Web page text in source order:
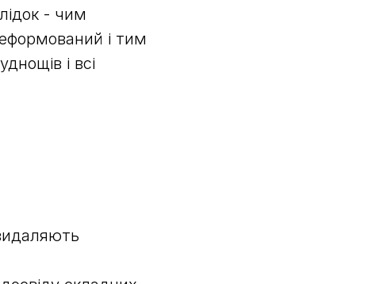
- чим
і тим
і всі